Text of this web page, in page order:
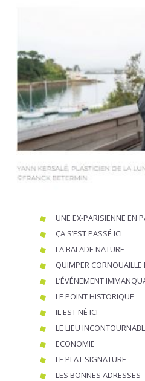
UNE EX-PARISIENNE EN
ÇA S’EST PASSÉ ICI
LA BALADE NATURE
QUIMPER CORNOUAILLE
L’ÉVÉNEMENT
LE POINT HISTORIQUE
IL EST NÉ ICI
LE LIEU
ECONOMIE
LE PLAT SIGNATURE
LES BONNES ADRESSES